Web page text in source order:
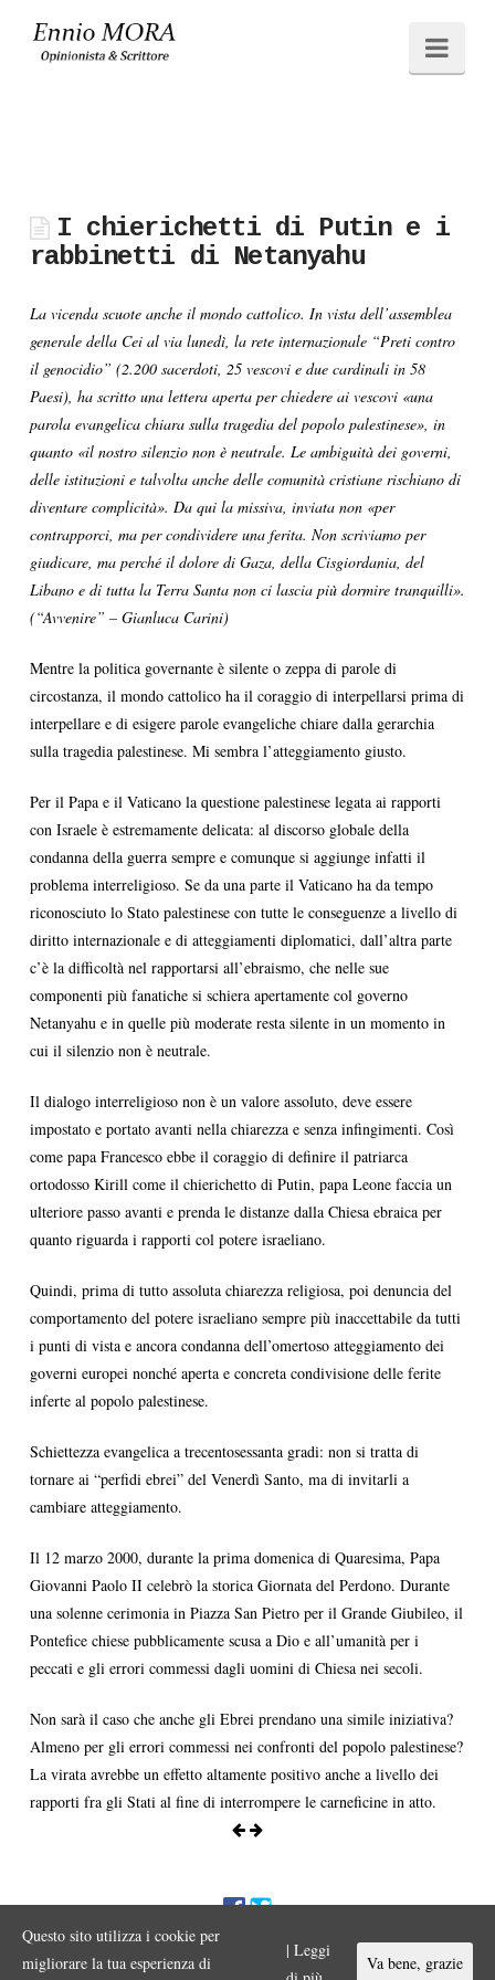
Ennio
I chierichetti di Putin e i
rabbinetti di Netanyahu
La vicenda scuote anche il mondo cattolico. In vista dell’assemblea
generale della Cei al via lunedì, la rete internazionale “Preti contro
il genocidio” (2.200 sacerdoti, 25 vescovi e due cardinali in 58
Paesi), ha scritto una lettera aperta per chiedere ai vescovi «una
parola evangelica chiara sulla tragedia del popolo palestinese», in
quanto «il nostro silenzio non è neutrale. Le ambiguità dei governi,
delle istituzioni e talvolta anche delle comunità cristiane rischiano di
diventare complicità». Da qui la missiva, inviata non «per
contrapporci, ma per condividere una ferita. Non scriviamo per
giudicare, ma perché il dolore di Gaza, della Cisgiordania, del
Libano e di tutta la Terra Santa non ci lascia più dormire tranquilli».
(“Avvenire” – Gianluca Carini)
Mentre la politica governante è silente o zeppa di parole di
circostanza, il mondo cattolico ha il coraggio di interpellarsi prima di
interpellare e di esigere parole evangeliche chiare dalla gerarchia
sulla tragedia palestinese. Mi sembra l’atteggiamento giusto.
Per il Papa e il Vaticano la questione palestinese legata ai rapporti
con Israele è estremamente delicata: al discorso globale della
condanna della guerra sempre e comunque si aggiunge infatti il
problema interreligioso. Se da una parte il Vaticano ha da tempo
riconosciuto lo Stato palestinese con tutte le conseguenze a livello di
diritto internazionale e di atteggiamenti diplomatici, dall’altra parte
c’è la difficoltà nel rapportarsi all’ebraismo, che nelle sue
componenti più fanatiche si schiera apertamente col governo
Netanyahu e in quelle più moderate resta silente in un momento in
cui il silenzio non è neutrale.
Il dialogo interreligioso non è un valore assoluto, deve essere
impostato e portato avanti nella chiarezza e senza infingimenti. Così
come papa Francesco ebbe il coraggio di definire il patriarca
ortodosso Kirill come il chierichetto di Putin, papa Leone faccia un
ulteriore passo avanti e prenda le distanze dalla Chiesa ebraica per
quanto riguarda i rapporti col potere israeliano.
Quindi, prima di tutto assoluta chiarezza religiosa, poi denuncia del
comportamento del potere israeliano sempre più inaccettabile da tutti
i punti di vista e ancora condanna dell’omertoso atteggiamento dei
governi europei nonché aperta e concreta condivisione delle ferite
inferte al popolo palestinese.
Schiettezza evangelica a trecentosessanta gradi: non si tratta di
tornare ai “perfidi ebrei” del Venerdì Santo, ma di invitarli a
cambiare atteggiamento.
Il 12 marzo 2000, durante la prima domenica di Quaresima, Papa
Giovanni Paolo II celebrò la storica Giornata del Perdono. Durante
una solenne cerimonia in Piazza San Pietro per il Grande Giubileo, il
Pontefice chiese pubblicamente scusa a Dio e all’umanità per i
peccati e gli errori commessi dagli uomini di Chiesa nei secoli.
Non sarà il caso che anche gli Ebrei prendano una simile iniziativa?
Almeno per gli errori commessi nei confronti del popolo palestinese?
La virata avrebbe un effetto altamente positivo anche a livello dei
rapporti fra gli Stati al fine di interrompere le carneficine in atto.
ENNIO MORA © 2017 Iniziativa editoriale a scopo divulgativo
Vietata ogni riproduzione o duplicazione con qualsiasi mezzo a scopo
commerciale.
Questo sito utilizza i cookie per
migliorare la tua esperienza di
| Leggi
Va bene, grazie